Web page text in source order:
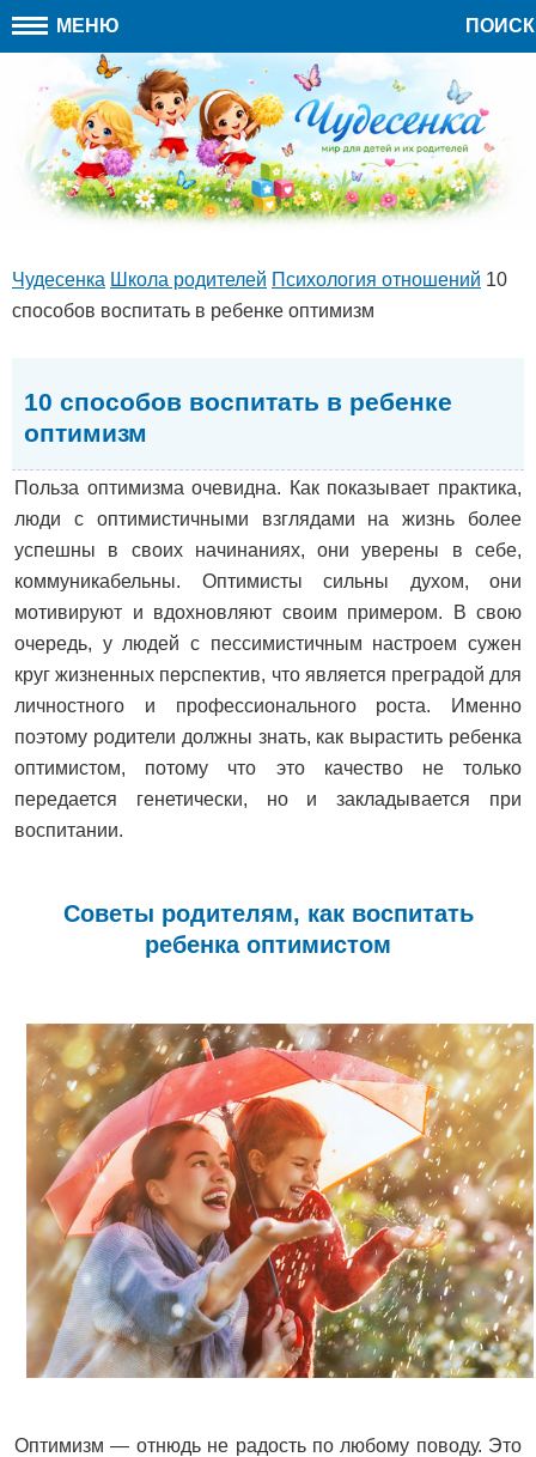
МЕНЮ ПОИСК
Чудесенка Школа родителей Психология отношений 10
способов воспитать в ребенке оптимизм
10 способов воспитать в ребенке
оптимизм
Польза оптимизма очевидна. Как показывает практика,
люди с оптимистичными взглядами на жизнь более
успешны в своих начинаниях, они уверены в себе,
коммуникабельны. Оптимисты сильны духом, они
мотивируют и вдохновляют своим примером. В свою
очередь, у людей с пессимистичным настроем сужен
круг жизненных перспектив, что является преградой для
личностного и профессионального роста. Именно
поэтому родители должны знать, как вырастить ребенка
оптимистом, потому что это качество не только
передается генетически, но и закладывается при
воспитании.
Советы родителям, как воспитать
ребенка оптимистом
Оптимизм — отнюдь не радость по любому поводу. Это